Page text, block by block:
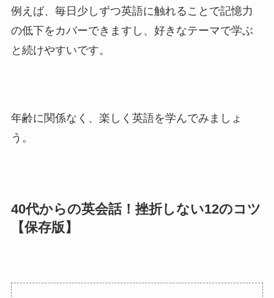
例えば、毎日少しずつ英語に触れることで記憶力
の低下をカバーできますし、好きなテーマで学ぶ
と続けやすいです。
年齢に関係なく、楽しく英語を学んでみましょ
う。
40代からの英会話！挫折しない12のコツ
【保存版】